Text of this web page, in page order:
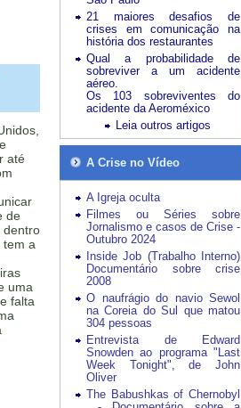
até
de
dentro
tem a
uma
falta
21 maiores desafios de
crises em comunicação na
história dos restaurantes
Qual a probabilidade de
sobreviver a um acidente
aéreo.
Os 103 sobreviventes do
acidente da Aeroméxico
Leia outros artigos
A Crise no Vídeo
A Igreja oculta
Filmes ou Séries sobre
Jornalismo e casos de Crise -
Outubro 2024
Inside Job (Trabalho Interno)
Documentário sobre crise
2008
O naufrágio do navio Sewol
na Coreia do Sul que matou
304 pessoas
Entrevista de Edward
Snowden ao programa "Last
Week Tonight", de John
Oliver
The Babushkas of Chernobyl